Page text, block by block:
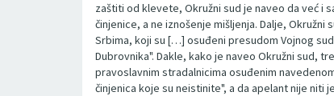
zaštiti od klevete, Okružni sud je naveo da već i
činjenice, a ne iznošenje mišljenja. Dalje,
Srbima, koji su […] osuđeni presudom Vojnog
Dubrovnika". Dakle, kako je naveo Okružni sud,
pravoslavnim stradalnicima osuđenim
činjenica koje su neistinite", a da apelant nije